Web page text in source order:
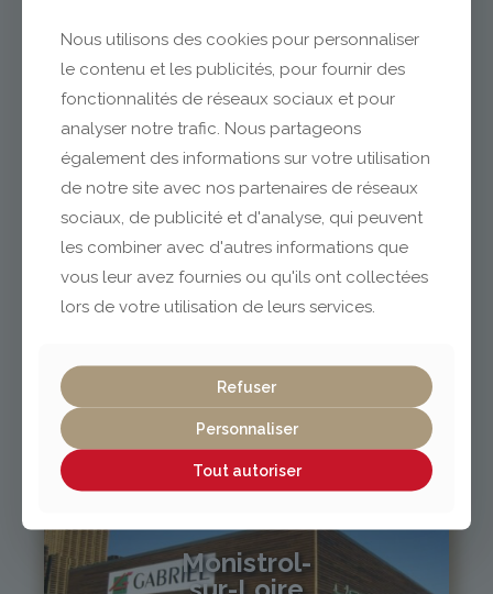
Clermont-Ferrand
04 73 42 18 38
04 70 97 56 39
cusset@gabriel-sa.fr
Monistrol-
Nous utilisons des cookies pour personnaliser
le contenu et les publicités, pour fournir des
fonctionnalités de réseaux sociaux et pour
analyser notre trafic. Nous partageons
également des informations sur votre utilisation
de notre site avec nos partenaires de réseaux
sociaux, de publicité et d'analyse, qui peuvent
les combiner avec d'autres informations que
vous leur avez fournies ou qu'ils ont collectées
lors de votre utilisation de leurs services.
Refuser
Personnaliser
Tout autoriser